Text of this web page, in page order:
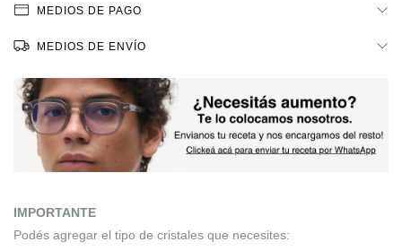
MEDIOS DE PAGO
MEDIOS DE ENVÍO
IMPORTANTE
Podés agregar el tipo de cristales que necesites: